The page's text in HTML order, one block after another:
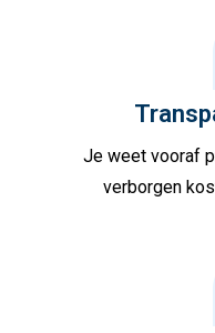
Je weet vooraf
verborgen